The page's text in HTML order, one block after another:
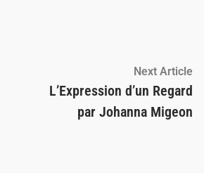
Next Article
L’Expression d’un Regard
par Johanna Migeon